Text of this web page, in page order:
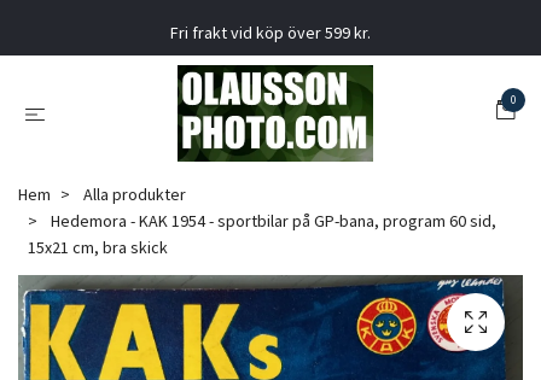
Fri frakt vid köp över 599 kr.
0
Hem
Alla produkter
Hedemora - KAK 1954 - sportbilar på GP-bana, program 60 sid,
15x21 cm, bra skick